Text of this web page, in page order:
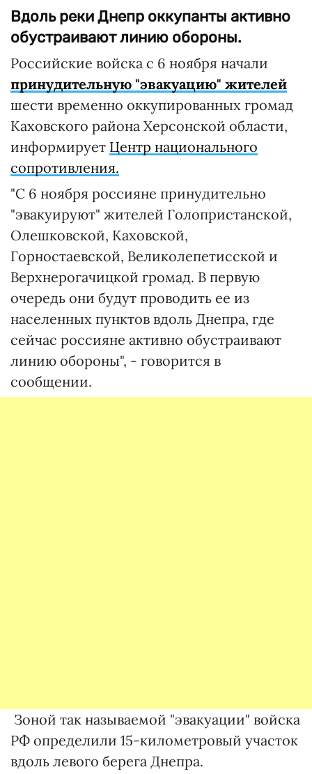
Вдоль реки Днепр оккупанты активно
обустраивают линию обороны.
Российские войска с 6 ноября начали
принудительную "эвакуацию" жителей
шести временно оккупированных громад
Каховского района Херсонской области,
информирует Центр национального
сопротивления.
"С 6 ноября россияне принудительно
"эвакуируют" жителей Голопристанской,
Олешковской, Каховской,
Горностаевской, Великолепетисской и
Верхнерогачицкой громад. В первую
очередь они будут проводить ее из
населенных пунктов вдоль Днепра, где
сейчас россияне активно обустраивают
линию обороны", - говорится в
сообщении.
Зоной так называемой "эвакуации" войска
РФ определили 15-километровый участок
вдоль левого берега Днепра.